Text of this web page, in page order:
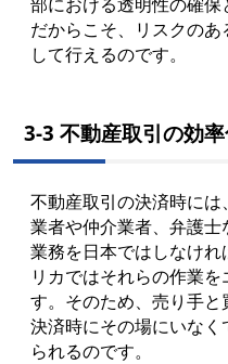
だからこそ、リスクの
して行えるのです。
3-3 不動産取引の効
不動産取引の決済時に
業者や仲介業者、弁護
業務を日本ではしなけ
リカではそれらの作業
す。そのため、売り手
決済時にその場にいな
られるのです。